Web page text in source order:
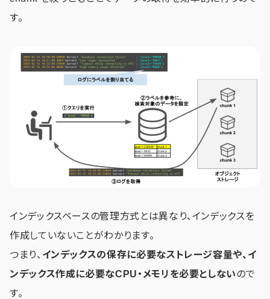
す。
インデックスベースの管理方式とは異なり、インデックスを
作成していないことがわかります。
つまり、 インデックスの保存に必要なストレージ容量や、イ
ンデックス作成に必要なCPU・メモリを必要としないので
す。